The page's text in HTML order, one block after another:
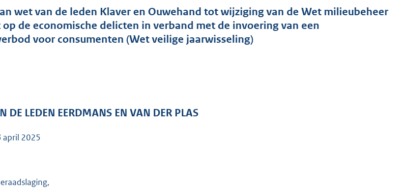
a
n
d
t
wet van de leden Klaver en Ouwehand tot wijziging van de Wet milieubeheer
op de economische delicten in verband met de invoering van een
voor consumenten (Wet veilige jaarwisseling)
DE LEDEN EERDMANS EN VAN DER PLAS
april 2025